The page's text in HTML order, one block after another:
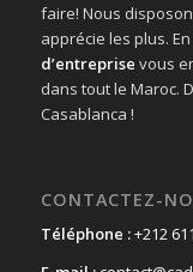
faire! Nous
apprécie les plus.
d’entreprise vous
dans tout le Maroc.
Casablanca !
CONTACTEZ-
Téléphone :+212